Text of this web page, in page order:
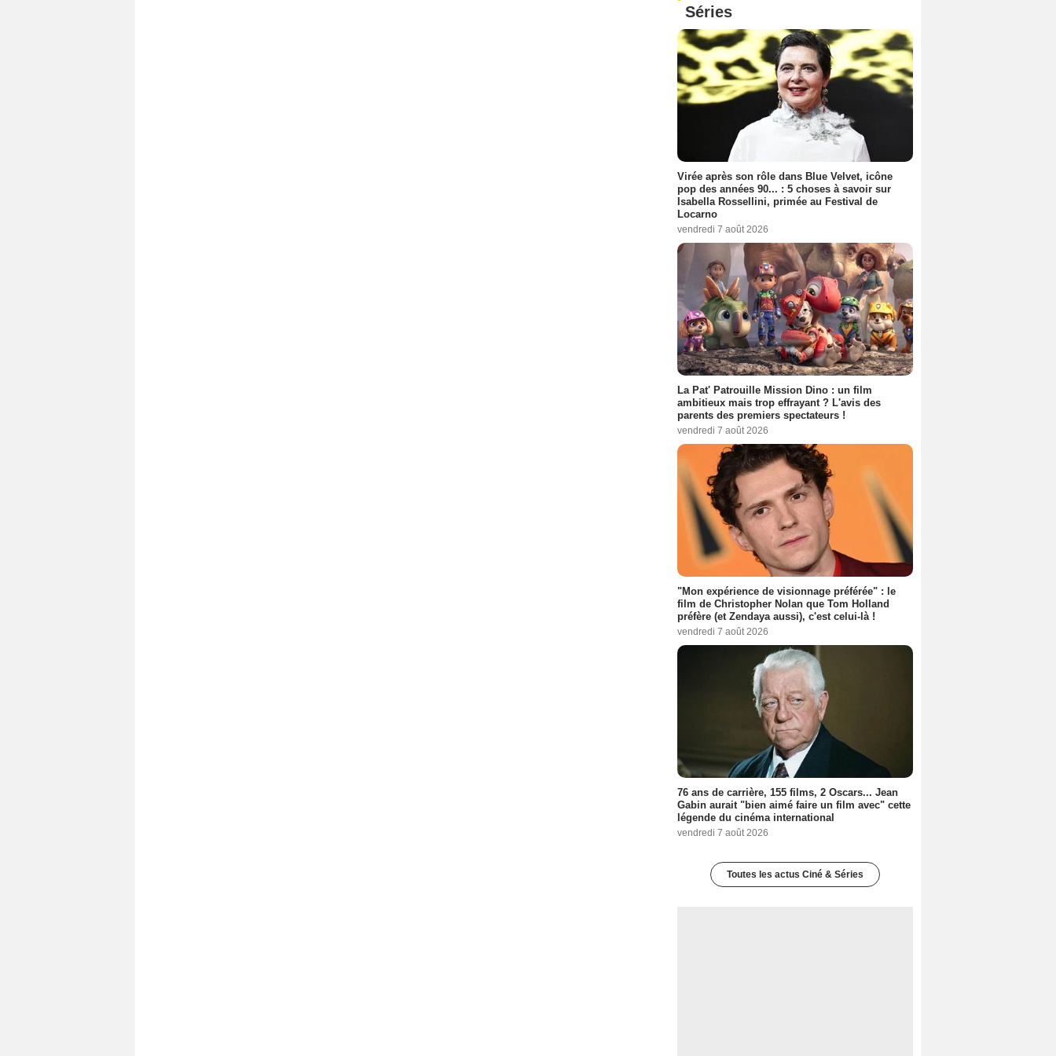
Séries
Virée après son rôle dans Blue Velvet, icône
pop des années 90... : 5 choses à savoir sur
Isabella Rossellini, primée au Festival de
Locarno
vendredi 7 août 2026
La Pat' Patrouille Mission Dino : un film
ambitieux mais trop effrayant ? L'avis des
parents des premiers spectateurs !
vendredi 7 août 2026
"Mon expérience de visionnage préférée" : le
film de Christopher Nolan que Tom Holland
préfère (et Zendaya aussi), c'est celui-là !
vendredi 7 août 2026
76 ans de carrière, 155 films, 2 Oscars... Jean
Gabin aurait "bien aimé faire un film avec" cette
légende du cinéma international
vendredi 7 août 2026
Toutes les actus Ciné & Séries